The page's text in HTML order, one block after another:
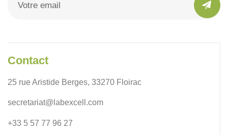
Contact
25 rue Aristide Berges, 33270 Floirac
secretariat@labexcell.com
+33 5 57 77 96 27